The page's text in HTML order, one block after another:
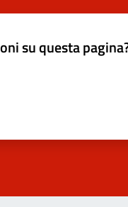
su questa